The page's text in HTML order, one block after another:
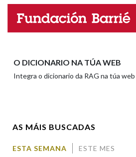
OUTRAS OPCIÓNS DE BUSCA
Marcas gramaticais
Pertence a
Nome
O DICIONARIO NA TÚA WEB
Integra o dicionario da RAG na túa web
AS MÁIS BUSCADAS
ESTA SEMANA ESTE MES